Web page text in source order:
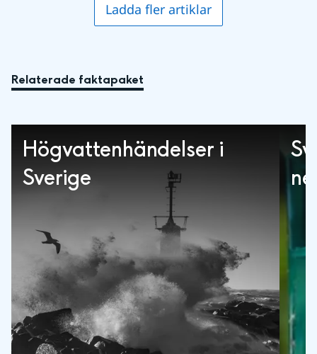
Ladda fler artiklar
Relaterade faktapaket
Högvattenhändelser i
Sverige